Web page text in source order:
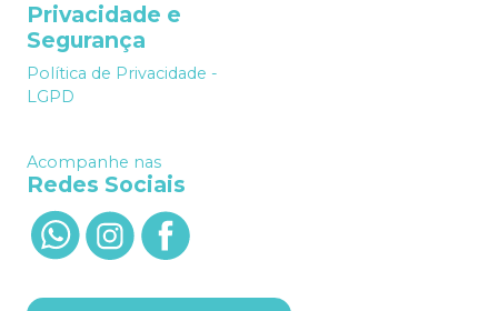
Privacidade e
Segurança
Política de Privacidade -
LGPD
Acompanhe nas
Redes Sociais